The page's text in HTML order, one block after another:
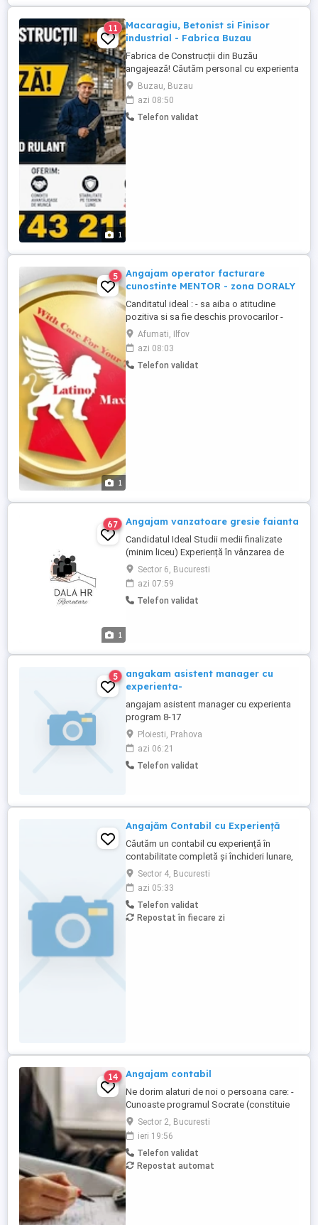
1
11
Macaragiu, Betonist si Finisor
industrial - Fabrica Buzau
Fabrica de Construcții din Buzău
angajează! Căutăm personal cu experienta
pentru următoarele poziții: - Betoniști -
Finisori - Fierari - legat fier - Macaragii pod
rulant Grupa E + ISCIR Program de lucru:
Luni Vineri- 8 ore zi Oferim: - Condiții
Buzau, Buzau
azi 08:50
Telefon validat
1
5
Angajam operator facturare
cunostinte MENTOR - zona DORALY
Canditatul ideal : - sa aiba o atitudine
pozitiva si sa fie deschis provocarilor -
capacitate de organizare și atenție la
detalii - bune abilitati de comunicare și
colaborare; - sa fie familiarizat cu
utilizarea calculatorului si a programului
Afumati, Ilfov
azi 08:03
Telefon validat
1
67 Angajam vanzatoare gresie faianta
Candidatul Ideal Studii medii finalizate
(minim liceu) Experiență în vânzarea de
gresie și faianță (constituie avantaj major)
Abilități bune de comunicare și relaționare
cu clienții Atitudine pozitivă și orientare
către vânzări Seriozitate și
Sector 6, Bucuresti
azi 07:59
Telefon validat
5
angakam asistent manager cu
experienta-
angajam asistent manager cu experienta
program 8-17
Ploiesti, Prahova
azi 06:21
Telefon validat
Angajăm Contabil cu Experiență
Căutăm un contabil cu experiență în
contabilitate completă și închideri lunare,
organizat, sociabil și dornic să lucreze
într-o echipă tânără și dinamică. Cerințe:
Studii medii superioare în domeniu; Minim
5 ani experiență în contabilitate;
Cunoștințe solide fiscal-contabile;
Sector 4, Bucuresti
azi 05:33
Telefon validat
Repostat în fiecare zi
14 Angajam contabil
Ne dorim alaturi de noi o persoana care: -
Cunoaste programul Socrate (constituie
avantaj); - Cunoaste Microsoft Office; - Are
cunostinte de contabilitate financiara; -
Are experienta pe o pozitie similara, de
minim 3 ani; (experienta dobandita intr-o
firma de contabilitate constituie un
Sector 2, Bucuresti
ieri 19:56
Telefon validat
Repostat automat